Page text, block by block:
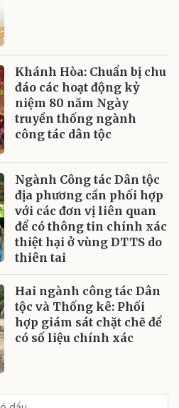
Khánh Hòa: Chuẩn bị chu
đáo các hoạt động kỷ
niệm 80 năm Ngày
truyền thống ngành
công tác dân tộc
Ngành Công tác Dân tộc
địa phương cần phối hợp
với các đơn vị liên quan
để có thông tin chính xác
thiệt hại ở vùng DTTS do
thiên tai
Hai ngành công tác Dân
tộc và Thống kê: Phối
hợp giám sát chặt chẽ để
có số liệu chính xác